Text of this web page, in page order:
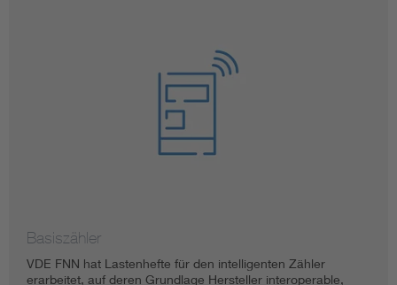
Basiszähler
VDE FNN hat Lastenhefte für den intelligenten Zähler
erarbeitet, auf deren Grundlage Hersteller interoperable,